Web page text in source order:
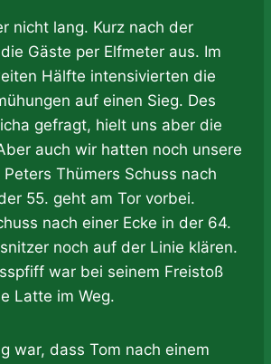
nicht lang. Kurz nach der
Gäste per Elfmeter aus. Im
Hälfte intensivierten die
auf einen Sieg. Des
gefragt, hielt uns aber die
auch wir hatten noch unsere
Thümers Schuss nach
55. geht am Tor vorbei.
nach einer Ecke in der 64.
noch auf der Linie klären.
war bei seinem Freistoß
Latte im Weg.
war, dass Tom nach einem